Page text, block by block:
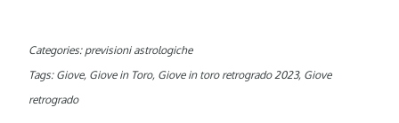
Categories: previsioni astrologiche
Tags: Giove, Giove in Toro, Giove in toro retrogrado 2023, Giove
retrogrado